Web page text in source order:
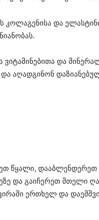
კოლაგენისა და
ვიტამინებითა და
აღადგინონ
წყალი, დააბლენდერეთ
და გაიჩერეთ მთელი
ერთხელ და